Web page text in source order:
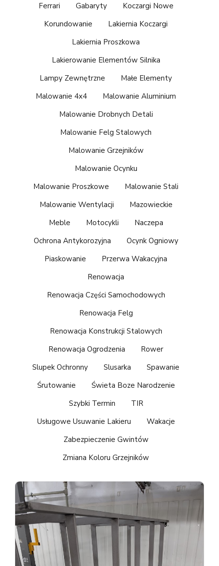
Ferrari
Gabaryty
Koczargi Nowe
Korundowanie
Lakiernia Koczargi
Lakiernia Proszkowa
Lakierowanie Elementów Silnika
Lampy Zewnętrzne
Małe Elementy
Malowanie 4x4
Malowanie Aluminium
Malowanie Drobnych Detali
Malowanie Felg Stalowych
Malowanie Grzejników
Malowanie Ocynku
Malowanie Proszkowe
Malowanie Stali
Malowanie Wentylacji
Mazowieckie
Meble
Motocykli
Naczepa
Ochrona Antykorozyjna
Ocynk Ogniowy
Piaskowanie
Przerwa Wakacyjna
Renowacja
Renowacja Części Samochodowych
Renowacja Felg
Renowacja Konstrukcji Stalowych
Renowacja Ogrodzenia
Rower
Slupek Ochronny
Slusarka
Spawanie
Śrutowanie
Świeta Boze Narodzenie
Szybki Termin
TIR
Usługowe Usuwanie Lakieru
Wakacje
Zabezpieczenie Gwintów
Zmiana Koloru Grzejników